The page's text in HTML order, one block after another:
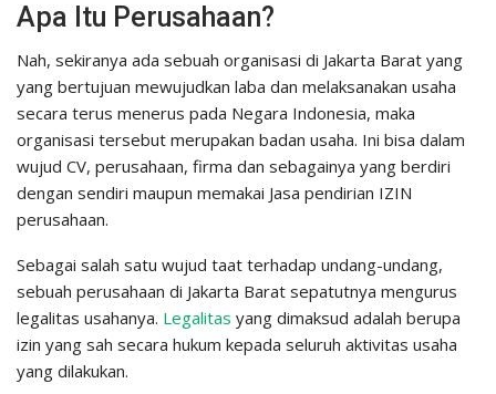
Apa Itu Perusahaan?
Nah, sekiranya ada sebuah organisasi di Jakarta Barat yang
yang bertujuan mewujudkan laba dan melaksanakan usaha
secara terus menerus pada Negara Indonesia, maka
organisasi tersebut merupakan badan usaha. Ini bisa dalam
wujud CV, perusahaan, firma dan sebagainya yang berdiri
dengan sendiri maupun memakai Jasa pendirian IZIN
perusahaan.
Sebagai salah satu wujud taat terhadap undang-undang,
sebuah perusahaan di Jakarta Barat sepatutnya mengurus
legalitas usahanya. Legalitas yang dimaksud adalah berupa
izin yang sah secara hukum kepada seluruh aktivitas usaha
yang dilakukan.